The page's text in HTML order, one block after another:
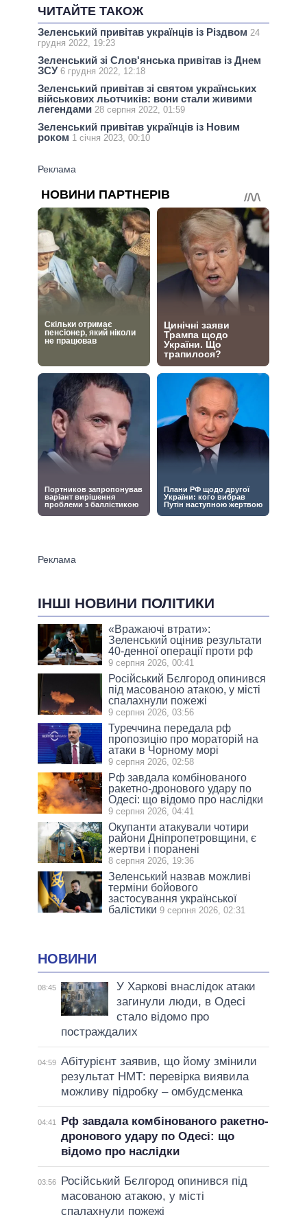
ЧИТАЙТЕ ТАКОЖ
Зеленський привітав українців із Різдвом 24
грудня 2022, 19:23
Зеленський зі Слов'янська привітав із Днем
ЗСУ 6 грудня 2022, 12:18
Зеленський привітав зі святом українських
військових льотчиків: вони стали живими
легендами 28 серпня 2022, 01:59
Зеленський привітав українців із Новим
роком 1 січня 2023, 00:10
ІНШІ НОВИНИ ПОЛІТИКИ
«Вражаючі втрати»:
Зеленський оцінив результати
40-денної операції проти рф
9 серпня 2026, 00:41
Російський Бєлгород опинився
під масованою атакою, у місті
спалахнули пожежі
9 серпня 2026, 03:56
Туреччина передала рф
пропозицію про мораторій на
атаки в Чорному морі
9 серпня 2026, 02:58
Рф завдала комбінованого
ракетно-дронового удару по
Одесі: що відомо про наслідки
9 серпня 2026, 04:41
Окупанти атакували чотири
райони Дніпропетровщини, є
жертви і поранені
8 серпня 2026, 19:36
Зеленський назвав можливі
терміни бойового
застосування української
балістики 9 серпня 2026, 02:31
НОВИНИ
08:45
У Харкові внаслідок атаки
загинули люди, в Одесі
стало відомо про
постраждалих
04:59 Абітурієнт заявив, що йому змінили
результат НМТ: перевірка виявила
можливу підробку – омбудсменка
04:41
Рф завдала комбінованого ракетно-
дронового удару по Одесі: що
відомо про наслідки
03:56
Російський Бєлгород опинився під
масованою атакою, у місті
спалахнули пожежі